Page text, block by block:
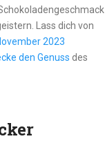
Lass dich von
2023
den Genuss des